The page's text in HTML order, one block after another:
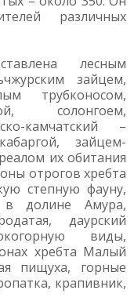
различных
лесным
зайцем,
трубконосом,
солонгоем,
камчатский –
зайцем-
их обитания
отрогов хребта
степную фауну,
долине Амура,
даурский
виды,
хребта Малый
пищуха, горные
крапивник,